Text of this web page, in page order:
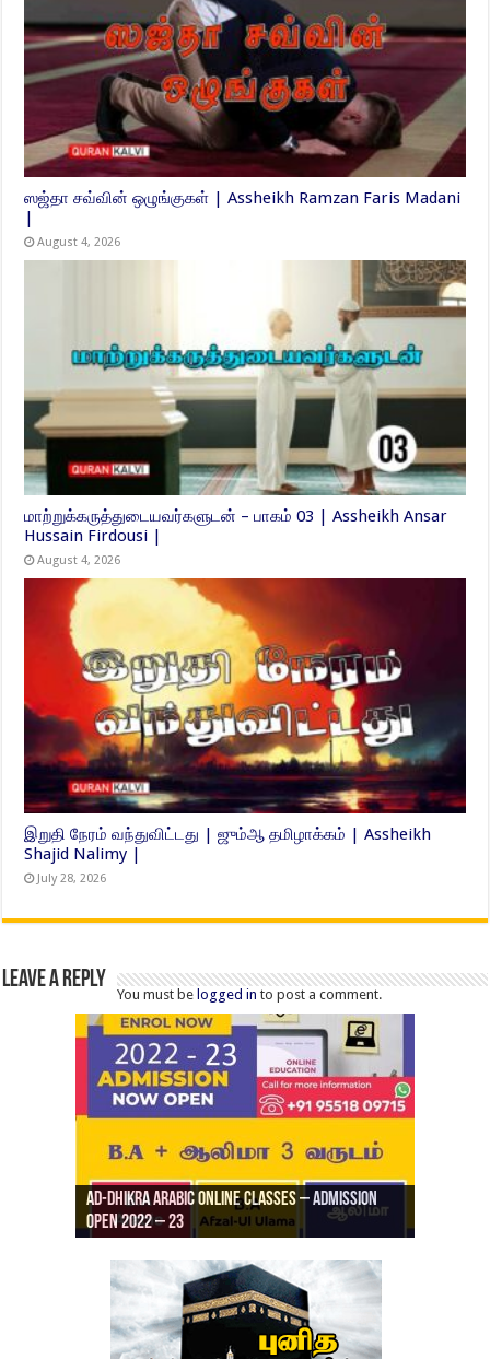
ஸஜ்தா சவ்வின் ஒழுங்குகள் | Assheikh Ramzan Faris Madani
|
August 4, 2026
மாற்றுக்கருத்துடையவர்களுடன் – பாகம் 03 | Assheikh Ansar
Hussain Firdousi |
August 4, 2026
இறுதி நேரம் வந்துவிட்டது | ஜும்ஆ தமிழாக்கம் | Assheikh
Shajid Nalimy |
July 28, 2026
Leave a Reply
You must belogged in to post a comment.
Ad-Dhikra Arabic Online Classes – Admission
Open 2022 – 23
Ad-Dhikra Arabic Online Classes – BA Arabic
AD DHIKRA ARABIC COLLEGE ADMISSION
ரியாத் ஜும்ஆ தமிழாக்கம், Jamia Al Hajiri
Masjid (Kuwait Masjid), Malaz, Riyadh